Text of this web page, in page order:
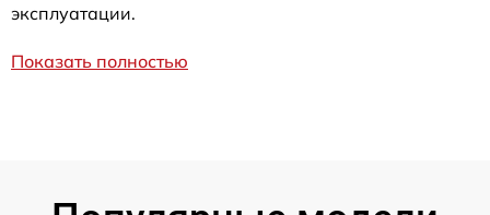
эксплуатации.
Показать полностью